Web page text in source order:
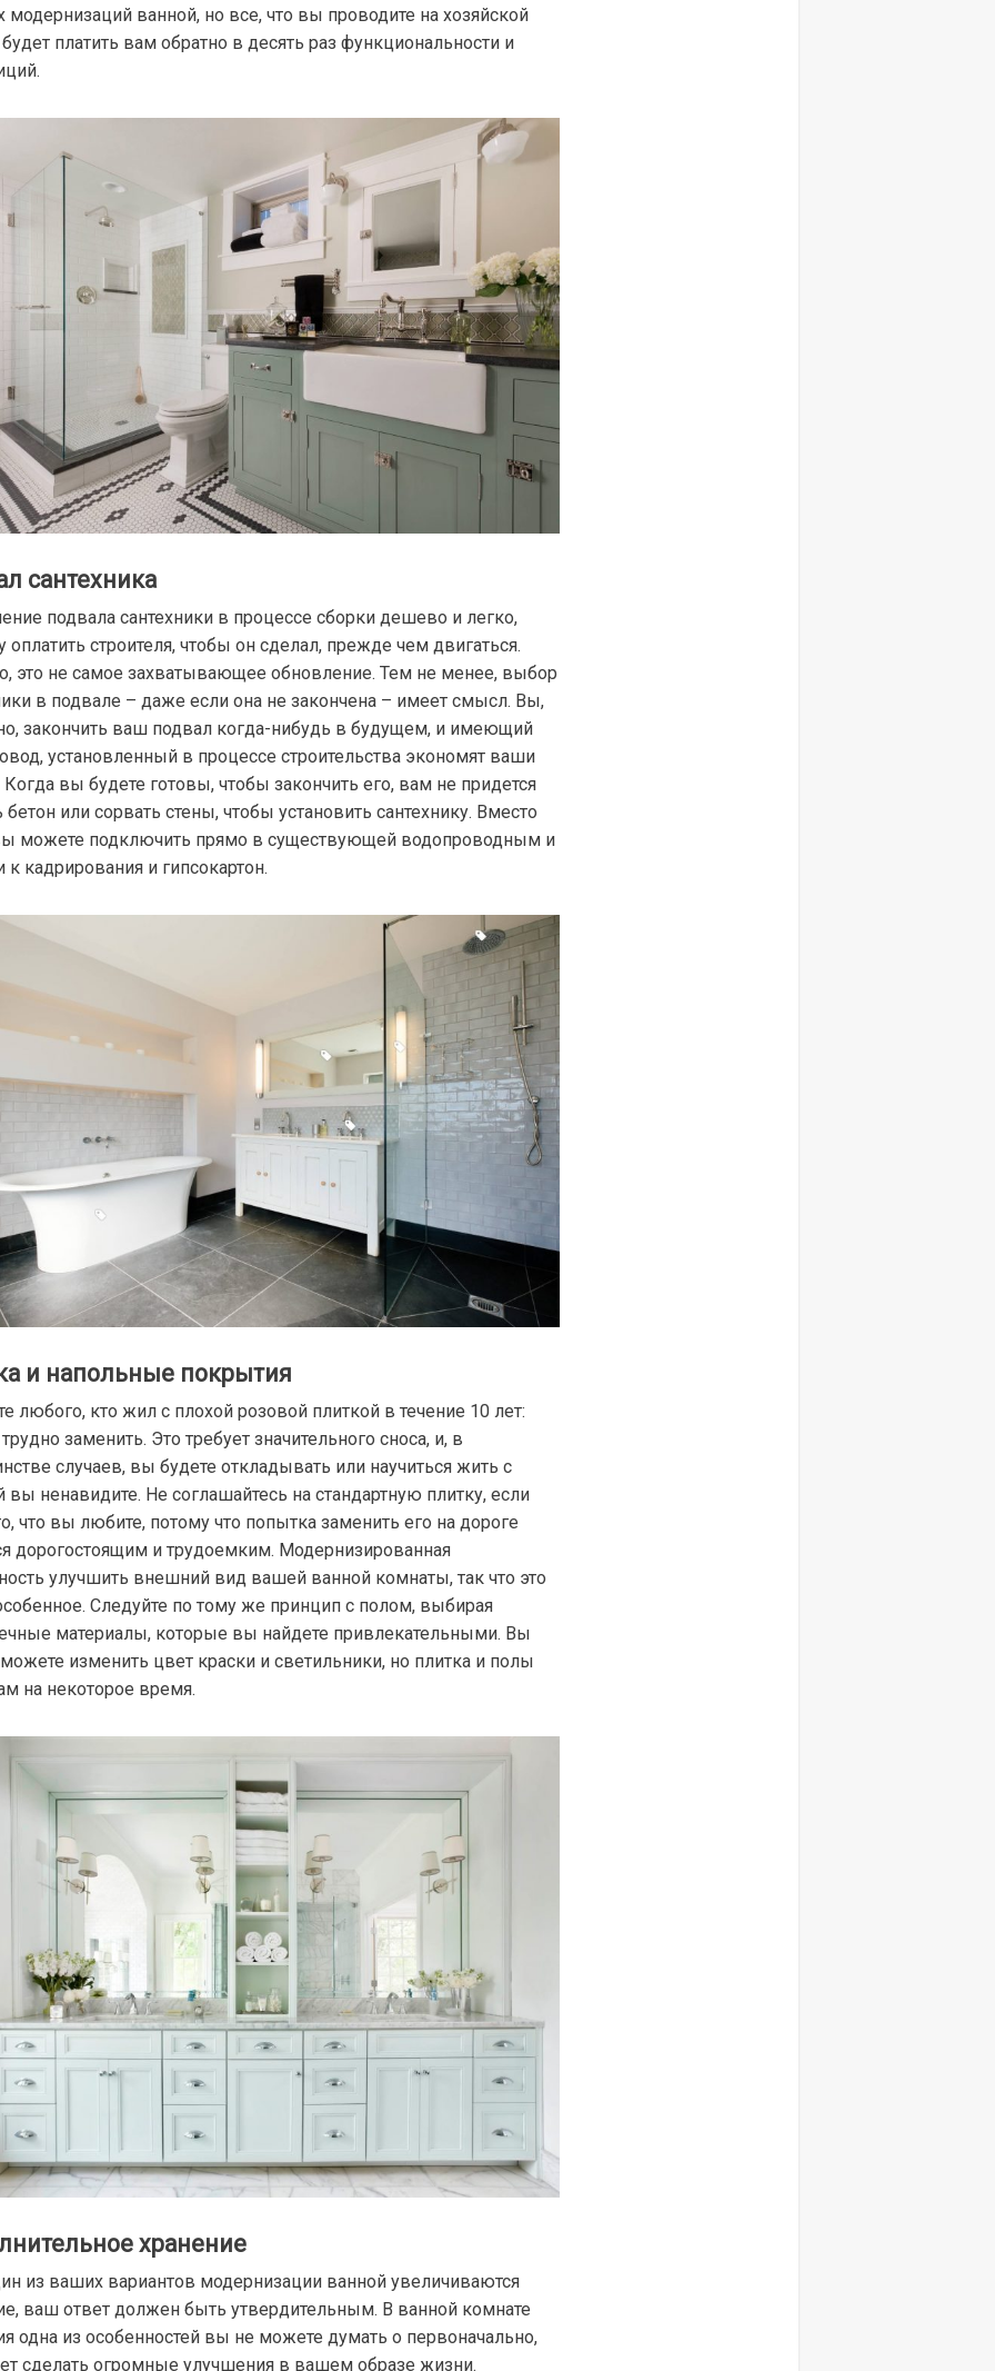
модернизаций ванной, но все, что вы проводите на хозяйской
платить вам обратно в десять раз функциональности и
сантехника
подвала сантехники в процессе сборки дешево и легко,
оплатить строителя, чтобы он сделал, прежде чем двигаться.
это не самое захватывающее обновление. Тем не менее, выбор
в подвале – даже если она не закончена – имеет смысл. Вы,
закончить ваш подвал когда-нибудь в будущем, и имеющий
установленный в процессе строительства экономят ваши
Когда вы будете готовы, чтобы закончить его, вам не придется
бетон или сорвать стены, чтобы установить сантехнику. Вместо
можете подключить прямо в существующей водопроводным и
к кадрирования и гипсокартон.
и напольные покрытия
любого, кто жил с плохой розовой плиткой в ​​течение 10 лет:
заменить. Это требует значительного сноса, и, в
случаев, вы будете откладывать или научиться жить с
вы ненавидите. Не соглашайтесь на стандартную плитку, если
что вы любите, потому что попытка заменить его на дороге
дорогостоящим и трудоемким. Модернизированная
улучшить внешний вид вашей ванной комнаты, так что это
Следуйте по тому же принцип с полом, выбирая
материалы, которые вы найдете привлекательными. Вы
изменить цвет краски и светильники, но плитка и полы
на некоторое время.
хранение
из ваших вариантов модернизации ванной увеличиваются
ваш ответ должен быть утвердительным. В ванной комнате
одна из особенностей вы не можете думать о первоначально,
сделать огромные улучшения в вашем образе жизни.